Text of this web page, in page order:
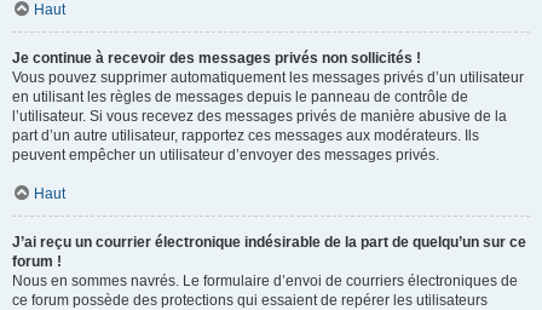
Haut
Je continue à recevoir des messages privés non sollicités !
Vous pouvez supprimer automatiquement les messages privés d’un utilisateur
en utilisant les règles de messages depuis le panneau de contrôle de
l’utilisateur. Si vous recevez des messages privés de manière abusive de la
part d’un autre utilisateur, rapportez ces messages aux modérateurs. Ils
peuvent empêcher un utilisateur d’envoyer des messages privés.
Haut
J’ai reçu un courrier électronique indésirable de la part de quelqu’un sur ce
forum !
Nous en sommes navrés. Le formulaire d’envoi de courriers électroniques de
ce forum possède des protections qui essaient de repérer les utilisateurs